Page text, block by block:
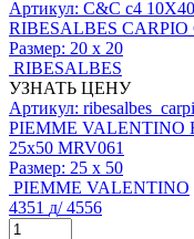
Артикул: C&C c4 10X40
RIBESALBES CARPIO
Размер: 20 x 20
RIBESALBES
УЗНАТЬ ЦЕНУ
Артикул:
PIEMME VALENTINO
25x50 MRV061
Размер: 25 x 50
PIEMME VALENTINO
4351 д/4556